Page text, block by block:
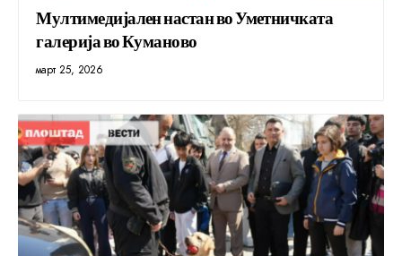
Мултимедијален настан во Уметничката
галерија во Куманово
март 25, 2026